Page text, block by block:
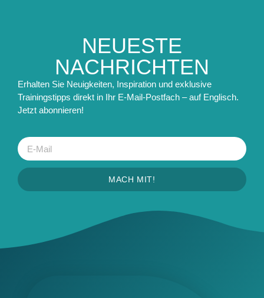
NEUESTE
NACHRICHTEN
Erhalten Sie Neuigkeiten, Inspiration und exklusive
Trainingstipps direkt in Ihr E-Mail-Postfach – auf Englisch.
Jetzt abonnieren!
MACH MIT!